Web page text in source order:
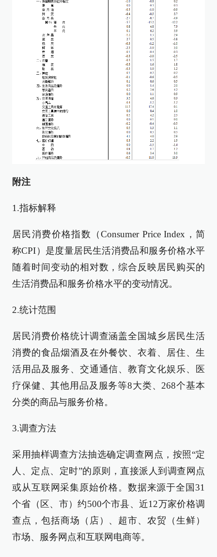
附注
1.指标解释
居民消费价格指数（Consumer Price Index，简
称CPI）是度量居民生活消费品和服务价格水平
随着时间变动的相对数，综合反映居民购买的
生活消费品和服务价格水平的变动情况。
2.统计范围
居民消费价格统计调查涵盖全国城乡居民生活
消费的食品烟酒及在外餐饮、衣着、居住、生
活用品及服务、交通通信、教育文化娱乐、医
疗保健、其他用品及服务等8大类、268个基本
分类的商品与服务价格。
3.调查方法
采用抽样调查方法抽选确定调查网点，按照“定
人、定点、定时”的原则，直接派人到调查网点
或从互联网采集原始价格。数据来源于全国31
个省（区、市）约500个市县、近12万家价格调
查点，包括商场（店）、超市、农贸（生鲜）
市场、服务网点和互联网电商等。